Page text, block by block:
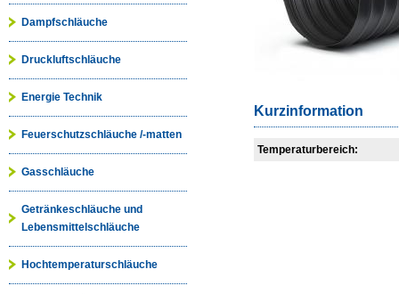
Kurzinformation
Temperaturbereich:
Dampfschläuche
Druckluftschläuche
Energie Technik
Feuerschutzschläuche /-matten
Gasschläuche
Getränkeschläuche und
Lebensmittelschläuche
Hochtemperaturschläuche